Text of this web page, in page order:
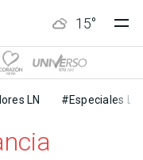
15°
LN #Especiales LN